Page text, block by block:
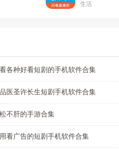
生活
各种好看短剧的手机软件合集
医圣许长生短剧手机软件合集
不肝的手游合集
看广告的短剧手机软件合集